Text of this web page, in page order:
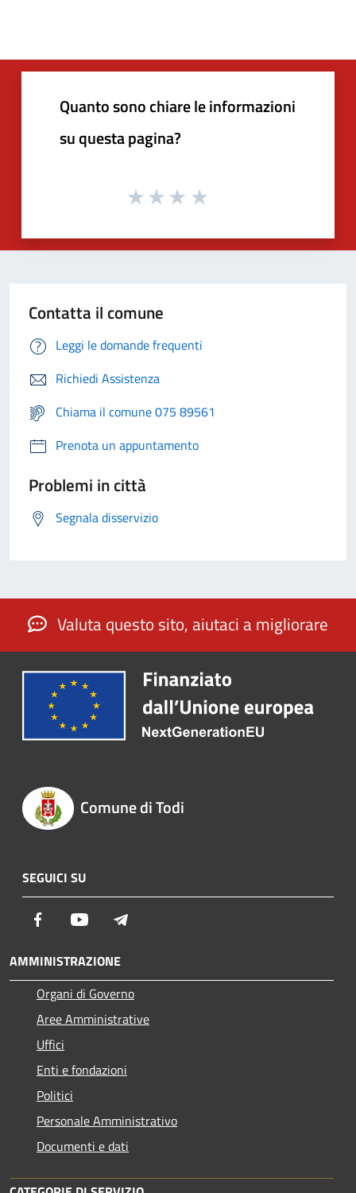
Quanto sono chiare le informazioni
su questa pagina?
Contatta il comune
Leggi le domande frequenti
Richiedi Assistenza
Chiama il comune 075 89561
Prenota un appuntamento
Problemi in città
Segnala disservizio
Valuta questo sito, aiutaci a migliorare
Comune di Todi
SEGUICI SU
Facebook Youtube
AMMINISTRAZIONE
Organi di Governo
Aree Amministrative
Uffici
Enti e fondazioni
Politici
Personale Amministrativo
Documenti e dati